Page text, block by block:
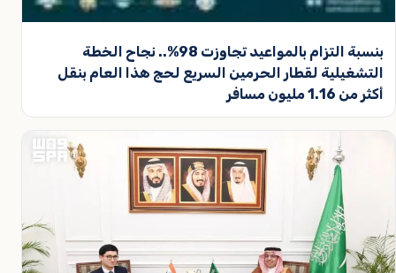
بنسبة التزام بالمواعيد تجاوزت 98%.. نجاح الخطة
التشغيلية لقطار الحرمين السريع لحج هذا العام بنقل
أكثر من 1.16 مليون مسافر